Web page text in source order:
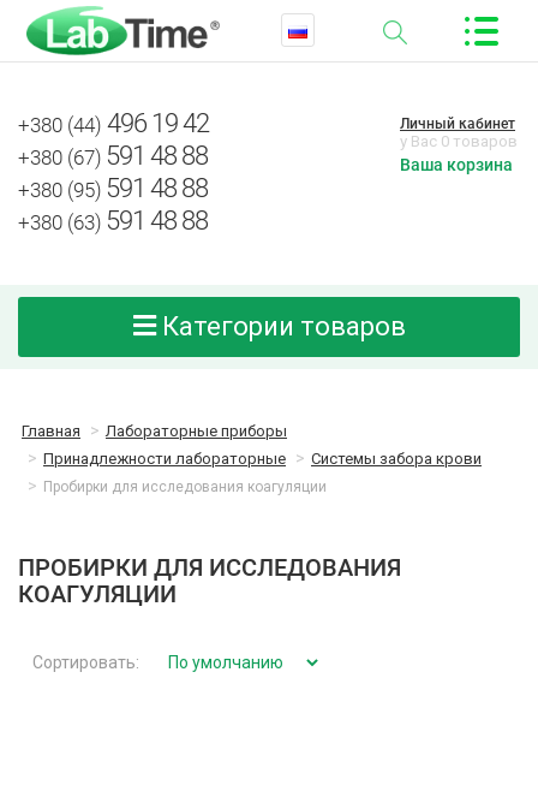
+380 (44) 496 19 42
+380 (67) 591 48 88
+380 (95) 591 48 88
+380 (63) 591 48 88
Личный кабинет
у Вас 0 товаров
Ваша корзина
Категории товаров
Главная
Лабораторные приборы
Принадлежности лабораторные
Системы забора крови
Пробирки для исследования коагуляции
ПРОБИРКИ ДЛЯ ИССЛЕДОВАНИЯ
КОАГУЛЯЦИИ
Сортировать: